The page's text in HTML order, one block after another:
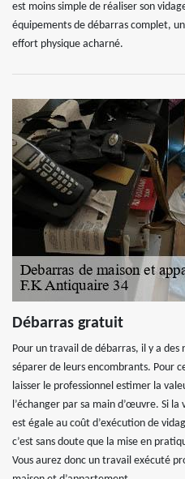
est moins simple de réaliser son
équipements de débarras complet,
effort physique acharné.
Débarras gratuit
Pour un travail de débarras, il y a
séparer de leurs encombrants. Pour
laisser le professionnel estimer la
l’échanger par sa main d’œuvre. Si
est égale au coût d’exécution de
c’est sans doute que la mise en
Vous aurez donc un travail exécuté